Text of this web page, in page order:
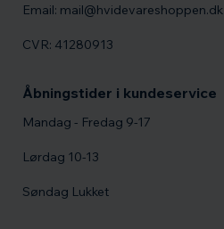
Email: mail@hvidevareshoppen.dk
CVR: 41280913
Åbningstider i kundeservice
Mandag - Fredag 9-17
Lørdag 10-13
Søndag Lukket